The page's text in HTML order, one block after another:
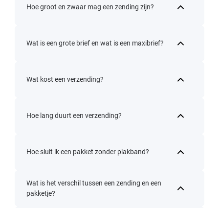
Hoe groot en zwaar mag een zending zijn?
Wat is een grote brief en wat is een maxibrief?
Wat kost een verzending?
Hoe lang duurt een verzending?
Hoe sluit ik een pakket zonder plakband?
Wat is het verschil tussen een zending en een
pakketje?